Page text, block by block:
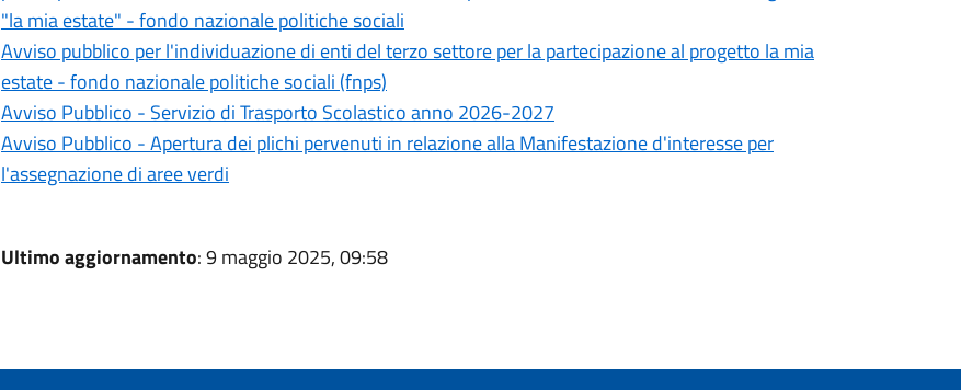
"la mia estate" - fondo nazionale politiche sociali
Avviso pubblico per l'individuazione di enti del terzo settore per la partecipazione al progetto la mia
estate - fondo nazionale politiche sociali (fnps)
Avviso Pubblico - Servizio di Trasporto Scolastico anno 2026-2027
Avviso Pubblico - Apertura dei plichi pervenuti in relazione alla Manifestazione d'interesse per
l'assegnazione di aree verdi
Ultimo aggiornamento: 9 maggio 2025, 09:58